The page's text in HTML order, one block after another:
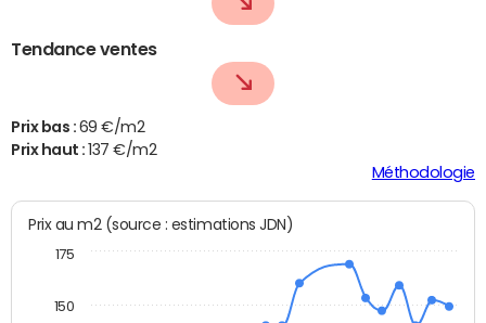
Tendance ventes
Prix bas : 69 €/m2
Prix haut : 137 €/m2
Méthodologie
Prix au m2 (source : estimations JDN)
150
175